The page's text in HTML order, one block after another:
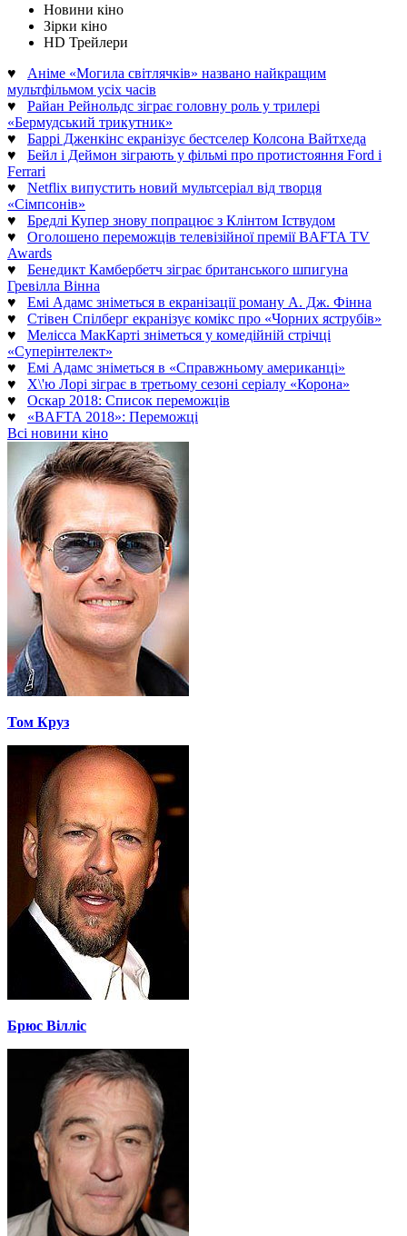
Новини кіно
Зірки кіно
HD Трейлери
♥ Аніме «Могила світлячків» названо найкращим
мультфільмом усіх часів
♥ Райан Рейнольдс зіграє головну роль у трилері
«Бермудський трикутник»
♥ Баррі Дженкінс екранізує бестселер Колсона Вайтхеда
♥ Бейл і Деймон зіграють у фільмі про протистояння Ford і
Ferrari
♥ Netflix випустить новий мультсеріал від творця
«Сімпсонів»
♥ Бредлі Купер знову попрацює з Клінтом Іствудом
♥ Оголошено переможців телевізійної премії BAFTA TV
Awards
♥ Бенедикт Камбербетч зіграє британського шпигуна
Гревілла Вінна
♥ Емі Адамс зніметься в екранізації роману А. Дж. Фінна
♥ Стівен Спілберг екранізує комікс про «Чорних яструбів»
♥ Мелісса МакКарті зніметься у комедійній стрічці
«Суперінтелект»
♥ Емі Адамс зніметься в «Справжньому американці»
♥ Х\'ю Лорі зіграє в третьому сезоні серіалу «Корона»
♥ Оскар 2018: Список переможців
♥ «BAFTA 2018»: Переможці
Всі новини кіно
Том Круз
Брюс Вілліс